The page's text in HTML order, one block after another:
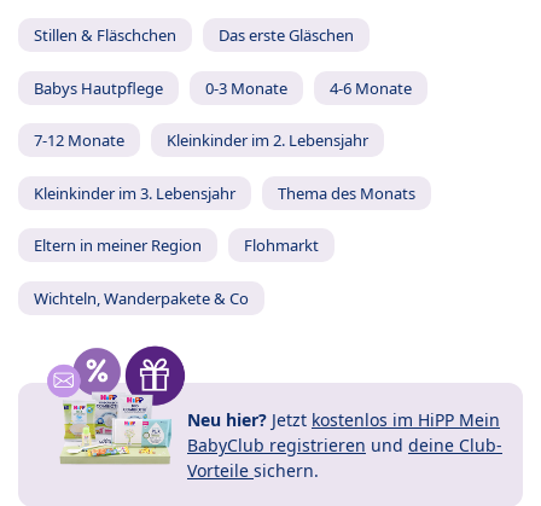
Stillen & Fläschchen Das erste Gläschen
Babys Hautpflege 0-3 Monate 4-6 Monate
7-12 Monate Kleinkinder im 2. Lebensjahr
Kleinkinder im 3. Lebensjahr Thema des Monats
Eltern in meiner Region Flohmarkt
Wichteln, Wanderpakete & Co
Neu hier? Jetzt kostenlos im HiPP Mein
BabyClub registrieren und deine Club-
Vorteile sichern.